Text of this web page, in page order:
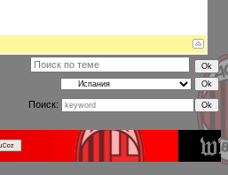
Поиск: